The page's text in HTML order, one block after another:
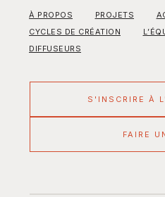
À PROPOS PROJETS
CYCLES DE CRÉATION
DIFFUSEURS
S'INSCRIRE À
FAIRE